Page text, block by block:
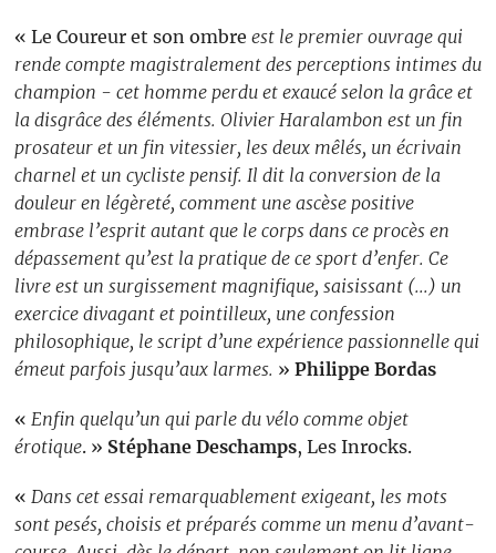
« Le Coureur et son ombre est le premier ouvrage qui
rende compte magistralement des perceptions intimes du
champion - cet homme perdu et exaucé selon la grâce et
la disgrâce des éléments. Olivier Haralambon est un fin
prosateur et un fin vitessier, les deux mêlés, un écrivain
charnel et un cycliste pensif. Il dit la conversion de la
douleur en légèreté, comment une ascèse positive
embrase l’esprit autant que le corps dans ce procès en
dépassement qu’est la pratique de ce sport d’enfer. Ce
livre est un surgissement magnifique, saisissant (...) un
exercice divagant et pointilleux, une confession
philosophique, le script d’une expérience passionnelle qui
émeut parfois jusqu’aux larmes. » Philippe Bordas
« Enfin quelqu’un qui parle du vélo comme objet
érotique. » Stéphane Deschamps, Les Inrocks.
« Dans cet essai remarquablement exigeant, les mots
sont pesés, choisis et préparés comme un menu d’avant-